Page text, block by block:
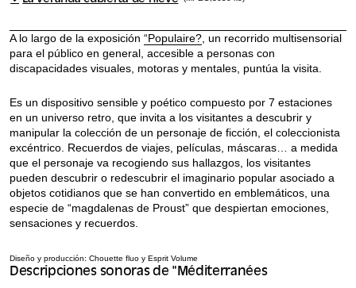
A lo largo de la exposición “Populaire? , un recorrido multisensorial
para el público en general, accesible a personas con
discapacidades visuales, motoras y mentales, puntúa la visita.
Es un dispositivo sensible y poético compuesto por 7 estaciones
en un universo retro, que invita a los visitantes a descubrir y
manipular la colección de un personaje de ficción, el coleccionista
excéntrico. Recuerdos de viajes, películas, máscaras… a medida
que el personaje va recogiendo sus hallazgos, los visitantes
pueden descubrir o redescubrir el imaginario popular asociado a
objetos cotidianos que se han convertido en emblemáticos, una
especie de “magdalenas de Proust” que despiertan emociones,
sensaciones y recuerdos.
Diseño y producción: Chouette fluo y Esprit Volume
Descripciones sonoras de "Méditerranées